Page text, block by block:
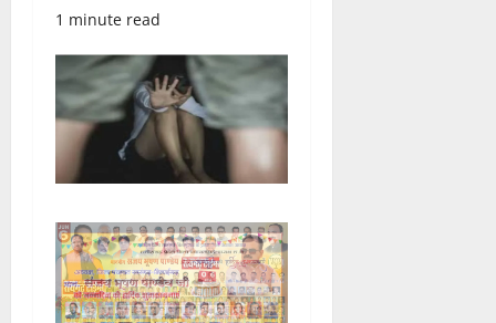
1 minute read